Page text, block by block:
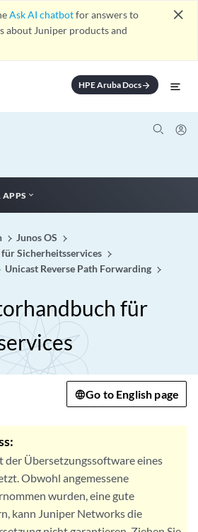
Ask AI chatbotfor answers to
about Juniper products and
close
HPE Aruba Docsarrow_forward
APPS
Junos OS
Sicherheitsservices
Unicast Reverse Path Forwarding
für
Go to English page
der Übersetzungssoftware eines
Obwohl angemessene
wurden, eine gute
kann Juniper Networks die